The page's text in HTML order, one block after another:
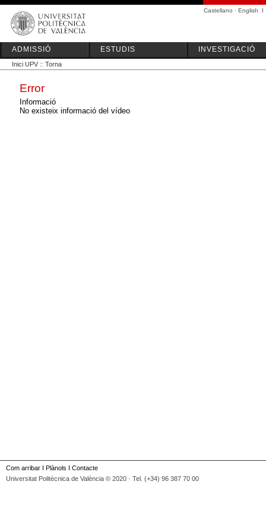
Castellano · English I
ADMISSIÓ ESTUDIS INVESTIGACIÓ
Inici UPV :: Torna
Error
Informació
No existeix informació del vídeo
Com arribar I Plànols I Contacte
Universitat Politècnica de València © 2020 · Tel. (+34) 96 387 70 00